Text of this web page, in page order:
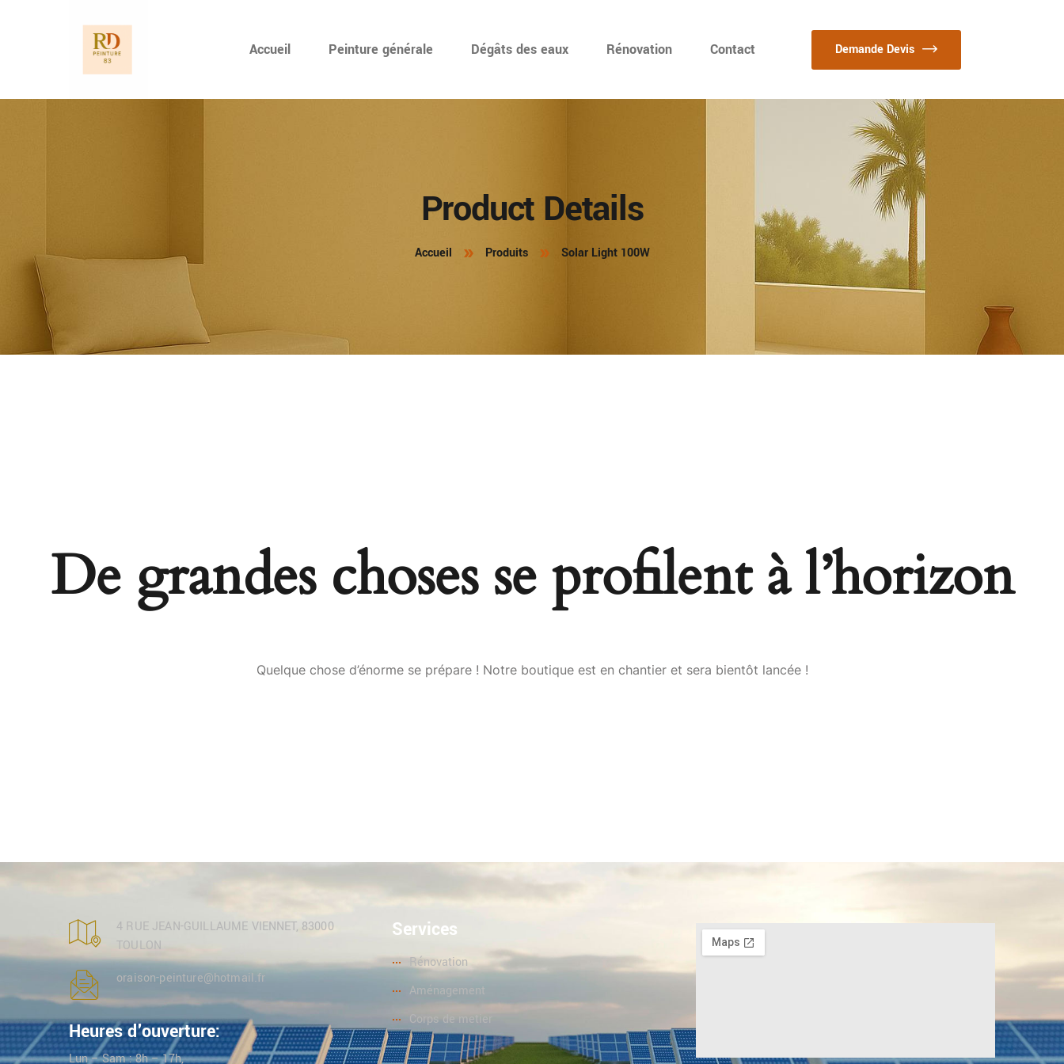
Accueil Peinture générale Dégâts des eaux Rénovation Contact Demande Devis
Product Details
Accueil Produits Solar Light 100W
De grandes choses se profilent à l’horizon
Quelque chose d’énorme se prépare ! Notre boutique est en chantier et sera bientôt lancée !
4 RUE JEAN-GUILLAUME VIENNET, 83000
TOULON
oraison-peinture@hotmail.fr
Heures d'ouverture:
Lun – Sam : 8h – 17h,
Services
Rénovation
Aménagement
Corps de metier